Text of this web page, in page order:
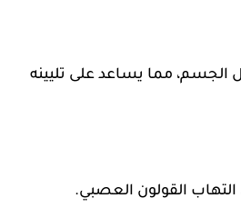
الجسم، مما يساعد على تليينه
التهاب القولون العصبي.